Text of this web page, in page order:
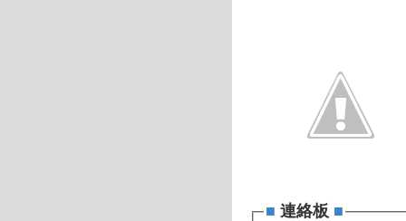
■連絡板 ■